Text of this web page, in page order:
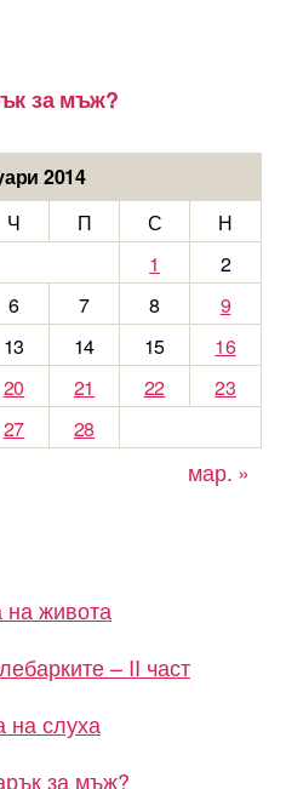
за мъж?
2014
Ч П С
Н
1
2
6 7 8
9
13 14 15
16
20 21 22
23
27 28
мар. »
на живота
– II част
на слуха
за мъж?